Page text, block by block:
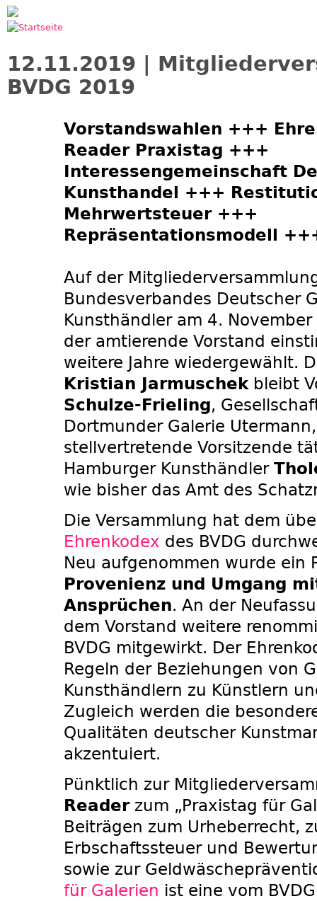
Jump to navigation
12.11.2019 |
BVDG 2019
Vorstandswahlen +++
Reader Praxistag +++
Interessengemeinschaft
Kunsthandel +++
Mehrwertsteuer +++
Repräsentationsmodell
Auf der
Bundesverbandes Deutscher
Kunsthändler am 4.
der amtierende Vorstand
weitere Jahre wiedergewählt.
Kristian Jarmuschek bleibt
Schulze-Frieling,
Dortmunder Galerie
stellvertretende Vorsitzende
Hamburger Kunsthändler
wie bisher das Amt des
Die Versammlung hat dem
Ehrenkodex des BVDG
Neu aufgenommen wurde ein
Provenienz und Umgang
Ansprüchen. An der
dem Vorstand weitere
BVDG mitgewirkt. Der
Regeln der Beziehungen von
Kunsthändlern zu Künstlern
Zugleich werden die
Qualitäten deutscher
akzentuiert.
Pünktlich zur
Readerzum „Praxistag für
Beiträgen zum Urheberrecht,
Erbschaftssteuer und
sowie zur
für Galerien ist eine vom